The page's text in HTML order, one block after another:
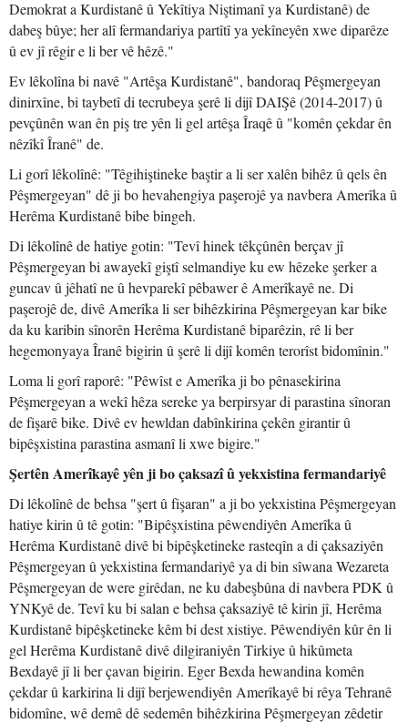
Demokrat a Kurdistanê û Yekîtiya Niştimanî ya Kurdistanê) de
dabeş bûye; her alî fermandariya partîtî ya yekîneyên xwe diparêze
û ev jî rêgir e li ber vê hêzê."
Ev lêkolîna bi navê "Artêşa Kurdistanê", bandoraq Pêşmergeyan
dinirxîne, bi taybetî di tecrubeya şerê li dijî DAIŞê (2014-2017) û
pevçûnên wan ên piş tre yên li gel artêşa Îraqê û "komên çekdar ên
nêzîkî Îranê" de.
Li gorî lêkolînê: "Têgihiştineke baştir a li ser xalên bihêz û qels ên
Pêşmergeyan" dê ji bo hevahengiya paşerojê ya navbera Amerîka û
Herêma Kurdistanê bibe bingeh.
Di lêkolînê de hatiye gotin: "Tevî hinek têkçûnên berçav jî
Pêşmergeyan bi awayekî giştî selmandiye ku ew hêzeke şerker a
guncav û jêhatî ne û hevparekî pêbawer ê Amerîkayê ne. Di
paşerojê de, divê Amerîka li ser bihêzkirina Pêşmergeyan kar bike
da ku karibin sînorên Herêma Kurdistanê biparêzin, rê li ber
hegemonyaya Îranê bigirin û şerê li dijî komên terorîst bidomînin."
Loma li gorî raporê: "Pêwîst e Amerîka ji bo pênasekirina
Pêşmergeyan a wekî hêza sereke ya berpirsyar di parastina sînoran
de fişarê bike. Divê ev hewldan dabînkirina çekên girantir û
bipêşxistina parastina asmanî li xwe bigire."
Şertên Amerîkayê yên ji bo çaksazî û yekxistina fermandariyê
Di lêkolînê de behsa "şert û fişaran" a ji bo yekxistina Pêşmergeyan
hatiye kirin û tê gotin: "Bipêşxistina pêwendiyên Amerîka û
Herêma Kurdistanê divê bi bipêşketineke rasteqîn a di çaksaziyên
Pêşmergeyan û yekxistina fermandariyê ya di bin sîwana Wezareta
Pêşmergeyan de were girêdan, ne ku dabeşbûna di navbera PDK û
YNKyê de. Tevî ku bi salan e behsa çaksaziyê tê kirin jî, Herêma
Kurdistanê bipêşketineke kêm bi dest xistiye. Pêwendiyên kûr ên li
gel Herêma Kurdistanê divê dilgiraniyên Tirkiye û hikûmeta
Bexdayê jî li ber çavan bigirin. Eger Bexda hewandina komên
çekdar û karkirina li dijî berjewendiyên Amerîkayê bi rêya Tehranê
bidomîne, wê demê dê sedemên bihêzkirina Pêşmergeyan zêdetir